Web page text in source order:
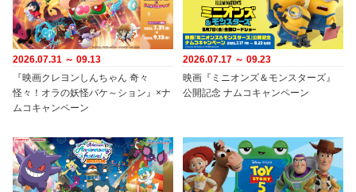
2026.07.31 ～ 09.13
『映画クレヨンしんちゃん 奇々
怪々！オラの妖怪バケ～ション』×ナ
ムコキャンペーン
2026.07.17 ～ 09.23
映画『ミニオンズ＆モンスターズ』
公開記念 ナムコキャンペーン